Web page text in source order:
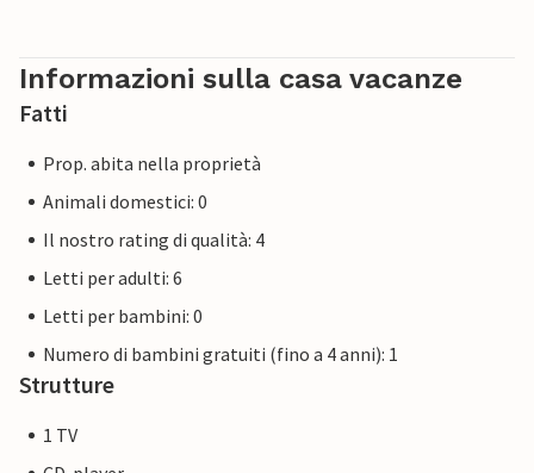
Informazioni sulla casa vacanze
Fatti
Prop. abita nella proprietà
Animali domestici: 0
Il nostro rating di qualità: 4
Letti per adulti: 6
Letti per bambini: 0
Numero di bambini gratuiti (fino a 4 anni): 1
Strutture
1 TV